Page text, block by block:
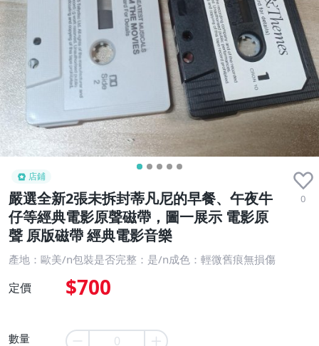
店鋪
嚴選全新2張未拆封蒂凡尼的早餐、午夜牛
仔等經典電影原聲磁帶，圖一展示 電影原
聲 原版磁帶 經典電影音樂
0
產地：歐美/n包裝是否完整：是/n成色：輕微舊痕無損傷
定價 $700
數量